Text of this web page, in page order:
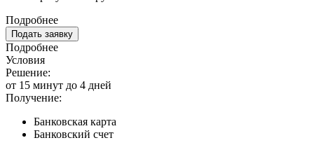
Подробнее
Подать заявку
Подробнее
Условия
Решение:
от 15 минут до 4 дней
Получение:
Банковская карта
Банковский счет